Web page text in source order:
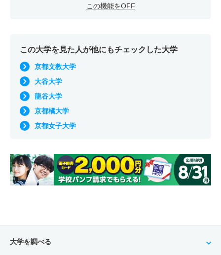
この機能をOFF
この大学を見た人が他にもチェックした大学
京都文教大学
大谷大学
龍谷大学
京都橘大学
京都女子大学
大学を調べる